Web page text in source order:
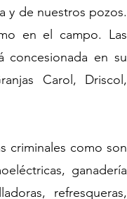
y de nuestros pozos.
en el campo. Las
concesionada en su
Carol, Driscol,
criminales como son
ganadería
refresqueras,